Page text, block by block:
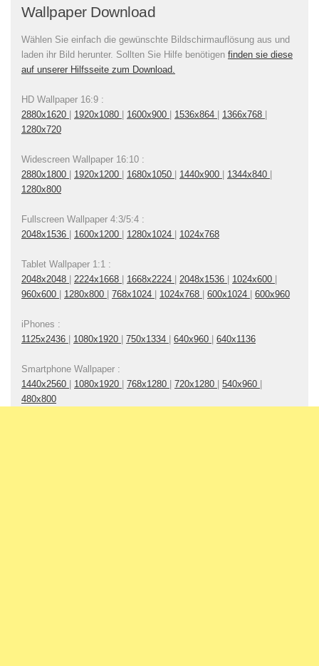
Wallpaper Download
Wählen Sie einfach die gewünschte Bildschirmauflösung aus und
laden ihr Bild herunter. Sollten Sie Hilfe benötigen finden sie diese
auf unserer Hilfsseite zum Download.
HD Wallpaper 16:9 :
2880x1620 | 1920x1080 | 1600x900 | 1536x864 | 1366x768 |
1280x720
Widescreen Wallpaper 16:10 :
2880x1800 | 1920x1200 | 1680x1050 | 1440x900 | 1344x840 |
1280x800
Fullscreen Wallpaper 4:3/5:4 :
2048x1536 | 1600x1200 | 1280x1024 | 1024x768
Tablet Wallpaper 1:1 :
2048x2048 | 2224x1668 | 1668x2224 | 2048x1536 | 1024x600 |
960x600 | 1280x800 | 768x1024 | 1024x768 | 600x1024 | 600x960
iPhones :
1125x2436 | 1080x1920 | 750x1334 | 640x960 | 640x1136
Smartphone Wallpaper :
1440x2560 | 1080x1920 | 768x1280 | 720x1280 | 540x960 |
480x800